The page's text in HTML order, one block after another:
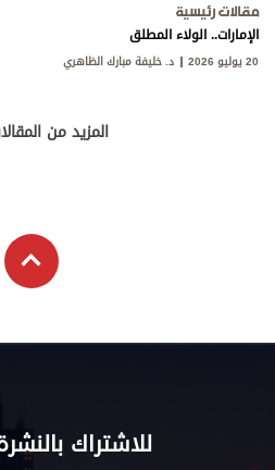
مقالات رئيسية
الإمارات.. الولاء المطلق
20 يوليو 2026 د. خليفة مبارك الظاهري
المزيد من
للاشتراك